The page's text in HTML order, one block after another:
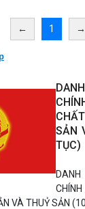
← 1 →
SẢN
TỤC)
VÀ THUỶ SẢN